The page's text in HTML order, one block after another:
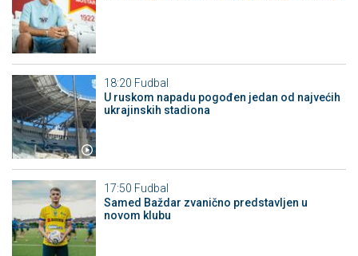
18:20 Fudbal
U ruskom napadu pogođen jedan od najvećih
ukrajinskih stadiona
17:50 Fudbal
Samed Baždar zvanično predstavljen u
novom klubu